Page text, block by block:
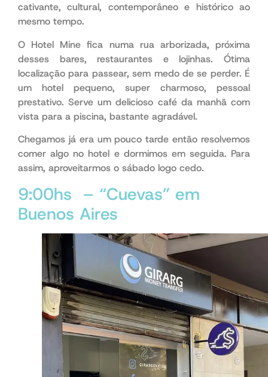
cativante, cultural, contemporâneo e histórico ao
mesmo tempo.
O Hotel Mine fica numa rua arborizada, próxima
desses bares, restaurantes e lojinhas. Ótima
localização para passear, sem medo de se perder. É
um hotel pequeno, super charmoso, pessoal
prestativo. Serve um delicioso café da manhã com
vista para a piscina, bastante agradável.
Chegamos já era um pouco tarde então resolvemos
comer algo no hotel e dormimos em seguida. Para
assim, aproveitarmos o sábado logo cedo.
9:00hs – “Cuevas” em
Buenos Aires